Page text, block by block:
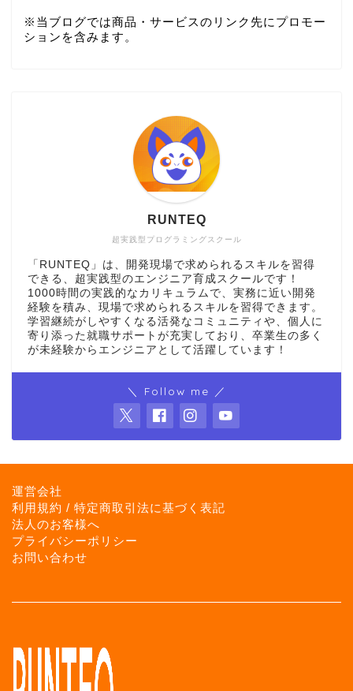
※当ブログでは商品・サービスのリンク先にプロモー
ションを含みます。
超実践型プログラミングスクール
RUNTEQ
「RUNTEQ」は、開発現場で求められるスキルを習得
できる、超実践型のエンジニア育成スクールです！
1000時間の実践的なカリキュラムで、実務に近い開発
経験を積み、現場で求められるスキルを習得できます。
学習継続がしやすくなる活発なコミュニティや、個人に
寄り添った就職サポートが充実しており、卒業生の多く
が未経験からエンジニアとして活躍しています！
＼ Follow me ／
運営会社
利用規約 / 特定商取引法に基づく表記
法人のお客様へ
プライバシーポリシー
お問い合わせ